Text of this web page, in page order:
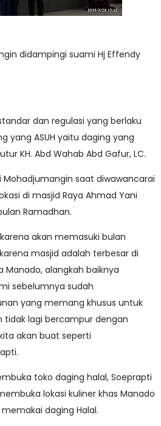
didampingi suami Hj Effendy
dan regulasi yang berlaku
yang ASUH yaitu daging yang
KH. Abd Wahab Abd Gafur, LC.
saat diwawancarai
di masjid Raya Ahmad Yani
Ramadhan.
akan memasuki bulan
masjid adalah terbesar di
Manado, alangkah baiknya
sebelumnya sudah
yang memang khusus untuk
tidak lagi bercampur dengan
akan buat seperti
toko daging halal, Soeprapti
lokasi kuliner khas Manado
daging Halal.